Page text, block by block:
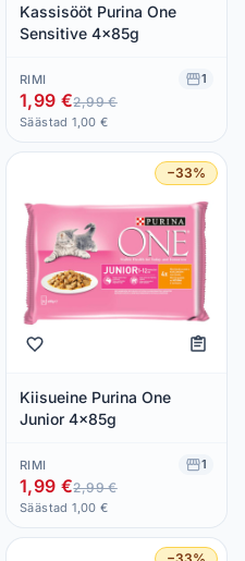
Kassisööt Purina One
Sensitive 4x85g
RIMI 1
1,99 €2,99 €
Säästad 1,00 €
−33%
Kiisueine Purina One
Junior 4x85g
RIMI 1
1,99 €2,99 €
Säästad 1,00 €